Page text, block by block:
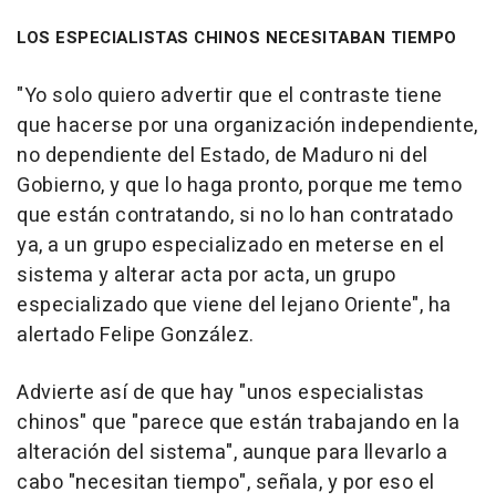
LOS ESPECIALISTAS CHINOS NECESITABAN TIEMPO
"Yo solo quiero advertir que el contraste tiene
que hacerse por una organización independiente,
no dependiente del Estado, de Maduro ni del
Gobierno, y que lo haga pronto, porque me temo
que están contratando, si no lo han contratado
ya, a un grupo especializado en meterse en el
sistema y alterar acta por acta, un grupo
especializado que viene del lejano Oriente", ha
alertado Felipe González.
Advierte así de que hay "unos especialistas
chinos" que "parece que están trabajando en la
alteración del sistema", aunque para llevarlo a
cabo "necesitan tiempo", señala, y por eso el